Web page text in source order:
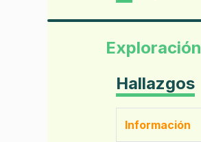
Exploración
Hallazgos
Información